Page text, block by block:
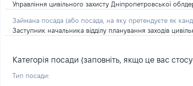
Управління цивільного захисту Дніпропетровської
Займана посада (або посада, на яку претендуєте як
Заступник начальника відділу планування заходів
Категорія посади (заповніть, якщо це вас
Тип посади: